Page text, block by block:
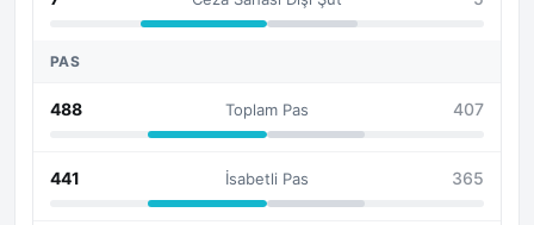
PAS
488 Toplam Pas 407
441 İsabetli Pas 365